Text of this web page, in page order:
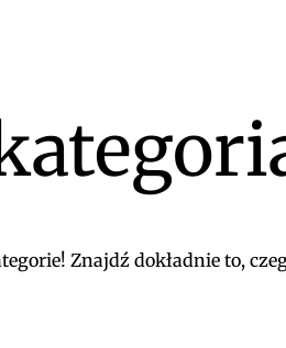
Znajdź dokładnie to,